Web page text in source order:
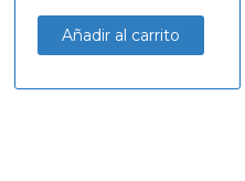
Añadir al carrito